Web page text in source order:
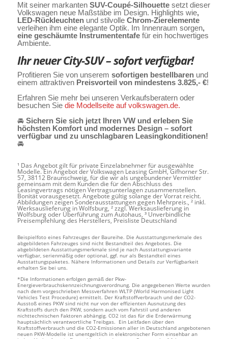
Mit seiner markanten SUV-Coupé-Silhouettesetzt dieser
Volkswagen neue Maßstäbe im Design. Highlights wie,
LED-Rückleuchtenund stilvolle Chrom-Zierelemente
verleihen ihm eine elegante Optik. Im Innenraum sorgen,
eine geschäumte Instrumententafefür ein hochwertiges
Ambiente.
Ihr neuer City-SUV – sofort verfügbar!
Profitieren Sie von unserem sofortigen bestellbarenund
einem attraktiven Preisvorteil von mindestens 3.825,- €!
Erfahren Sie mehr bei unseren Verkaufsberatern oder
besuchen Sie die Modellseite auf volkswagen.de.
🚘 Sichern Sie sich jetzt Ihren VW und erleben Sie
höchsten Komfort und modernes Design – sofort
verfügbar und zu unschlagbaren Leasingkonditionen!
🚘
¹ Das Angebot gilt für private Einzelabnehmer für ausgewählte
Modelle. Ein Angebot der Volkswagen Leasing GmbH, Gifhorner Str.
57, 38112 Braunschweig, für die wir als ungebundener Vermittler
gemeinsam mit dem Kunden die für den Abschluss des
Leasingvertrags nötigen Vertragsunterlagen zusammenstellen.
Bonität vorausgesetzt. Angebote gültig solange der Vorrat reicht.
Abbildungen zeigen Sonderausstattungen gegen Mehrpreis., ² inkl.
Werksauslieferung in Wolfsburg, ² zzgl. Werksauslieferung in
Wolfsburg oder Überführung zum Autohaus, ³ Unverbindliche
Preisempfehlung des Herstellers, Preisliste Deutschland
Beispielfoto eines Fahrzeuges der Baureihe. Die Ausstattungsmerkmale des
abgebildeten Fahrzeuges sind nicht Bestandteil des Angebotes. Die
abgebildeten Ausstattungsmerkmale sind je nach Ausstattungsvariante
verfügbar, serienmäßig oder optional, ggf. nur als Bestandteil eines
Ausstattungspaketes. Nähere Informationen und Details zur Verfügbarkeit
erhalten Sie bei uns.
*Die Informationen erfolgen gemäß der Pkw-
Energieverbrauchskennzeichnungsverordnung. Die angegebenen Werte wurden
nach dem vorgeschrieben Messverfahren WLTP (World Harmonised Light
Vehicles Test Procedure) ermittelt. Der Kraftstoffverbrauch und der CO2-
Ausstoß eines PKW sind nicht nur von der effizienten Ausnutzung des
Kraftstoffs durch den PKW, sondern auch vom Fahrstil und anderen
nichttechnischen Faktoren abhängig. CO2 ist das für die Erderwärmung
hauptsächlich verantwortliche Treibgas. Ein Leitfaden über den
Kraftstoffverbrauch und die CO2-Emissionen aller in Deutschland angebotenen
neuen PKW-Modelle ist unentgeltlich in elektronischer Form einsehbar an